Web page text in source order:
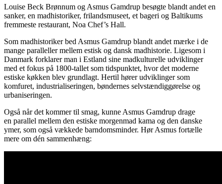
Louise Beck Brønnum og Asmus Gamdrup besøgte blandt andet en
sanker, en madhistoriker, frilandsmuseet, et bageri og Baltikums
fremmeste restaurant, Noa Chef’s Hall.
Som madhistoriker bed Asmus Gamdrup blandt andet mærke i de
mange paralleller mellem estisk og dansk madhistorie. Ligesom i
Danmark forklarer man i Estland sine madkulturelle udviklinger
med et fokus på 1800-tallet som tidspunktet, hvor det moderne
estiske køkken blev grundlagt. Hertil hører udviklinger som
komfuret, industrialiseringen, bøndernes selvstændiggørelse og
urbaniseringen.
Også når det kommer til smag, kunne Asmus Gamdrup drage
en parallel mellem den estiske morgenmad kama og den danske
ymer, som også vækkede barndomsminder. Hør Asmus fortælle
mere om dén sammenhæng: